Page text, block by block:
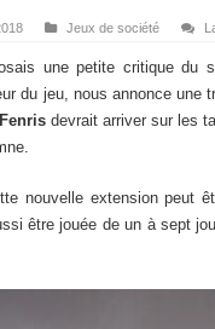
Jeux de société
une petite critique du
du jeu, nous annonce une
devrait arriver sur les
nouvelle extension peut
être jouée de un à sept